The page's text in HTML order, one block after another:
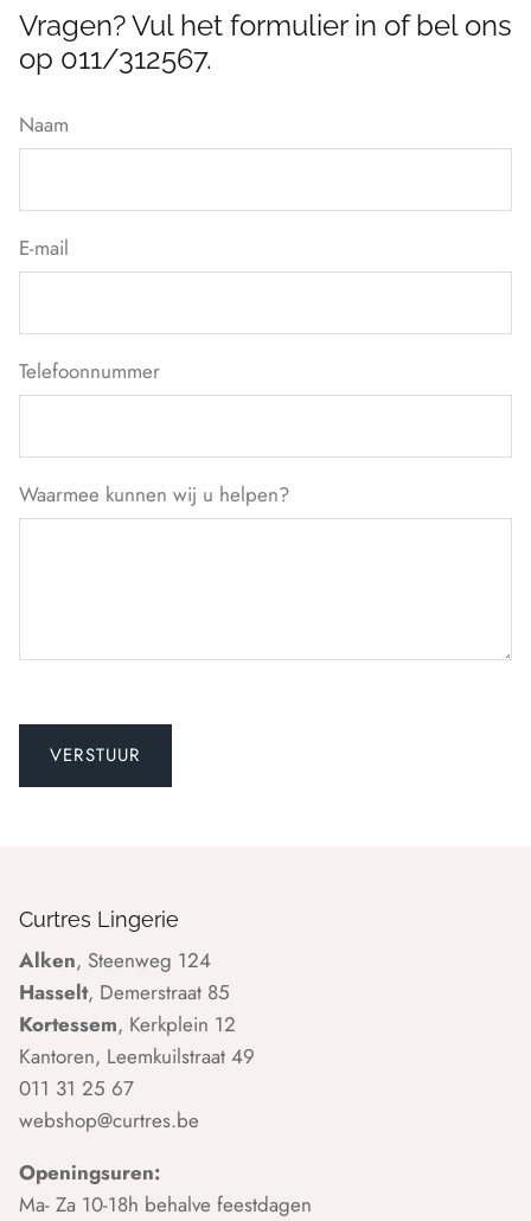
Vragen? Vul het formulier in of bel ons
op 011/312567.
Naam
E-mail
Telefoonnummer
Waarmee kunnen wij u helpen?
Curtres Lingerie
Alken, Steenweg 124
Hasselt, Demerstraat 85
Kortessem, Kerkplein 12
Kantoren, Leemkuilstraat 49
011 31 25 67
webshop@curtres.be
Openingsuren:
Ma- Za 10-18h behalve feestdagen